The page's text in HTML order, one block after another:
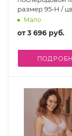
размер 95-H /
бежевый
Мало
от3 696 руб.